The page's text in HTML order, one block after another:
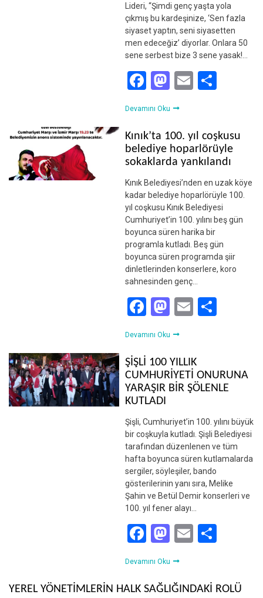
Lideri, “Şimdi genç yaşta yola
çıkmış bu kardeşinize, ‘Sen fazla
siyaset yaptın, seni siyasetten
men edeceğiz’ diyorlar. Onlara 50
sene serbest bize 3 sene yasak!…
Facebook
Mastodon
Email
Devamını Oku
Kınık’ta 100. yıl coşkusu
belediye hoparlörüyle
sokaklarda yankılandı
Kınık Belediyesi’nden en uzak köye
kadar belediye hoparlörüyle 100.
yıl coşkusu Kınık Belediyesi
Cumhuriyet’in 100. yılını beş gün
boyunca süren harika bir
programla kutladı. Beş gün
boyunca süren programda şiir
dinletlerinden konserlere, koro
sahnesinden genç…
Facebook
Mastodon
Email
Devamını Oku
ŞİŞLİ 100 YILLIK
CUMHURİYETİ ONURUNA
YARAŞIR BİR ŞÖLENLE
KUTLADI
Şişli, Cumhuriyet’in 100. yılını büyük
bir coşkuyla kutladı. Şişli Belediyesi
tarafından düzenlenen ve tüm
hafta boyunca süren kutlamalarda
sergiler, söyleşiler, bando
gösterilerinin yanı sıra, Melike
Şahin ve Betül Demir konserleri ve
100. yıl fener alayı…
Facebook
Mastodon
Email
Devamını Oku
YEREL YÖNETİMLERİN HALK SAĞLIĞINDAKİ ROLÜ